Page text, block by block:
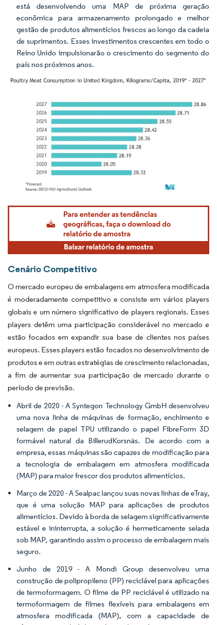
está desenvolvendo uma MAP de próxima geração
econômica para armazenamento prolongado e melhor
gestão de produtos alimentícios frescos ao longo da cadeia
de suprimentos. Esses investimentos crescentes em todo o
Reino Unido impulsionarão o crescimento do segmento do
país nos próximos anos.
Imagem © Mordor Intelligence. O reuso requer atribuição conforme CC BY 4.0.
Cenário Competitivo
O mercado europeu de embalagens em atmosfera modificada
é moderadamente competitivo e consiste em vários players
globais e um número significativo de players regionais. Esses
players detêm uma participação considerável no mercado e
estão focados em expandir sua base de clientes nos países
europeus. Esses players estão focados no desenvolvimento de
produtos e em outras estratégias de crescimento relacionadas,
a fim de aumentar sua participação de mercado durante o
período de previsão.
Abril de 2020 - A Syntegon Technology GmbH desenvolveu
uma nova linha de máquinas de formação, enchimento e
selagem de papel TPU utilizando o papel FibreForm 3D
formável natural da BillerudKorsnäs. De acordo com a
empresa, essas máquinas são capazes de modificação para
a tecnologia de embalagem em atmosfera modificada
(MAP) para maior frescor dos produtos alimentícios.
Março de 2020 - A Sealpac lançou suas novas linhas de eTray,
que é uma solução MAP para aplicações de produtos
alimentícios. Devido à borda de selagem significativamente
estável e ininterrupta, a solução é hermeticamente selada
sob MAP, garantindo assim o processo de embalagem mais
seguro.
Junho de 2019 - A Mondi Group desenvolveu uma
construção de polipropileno (PP) reciclável para aplicações
de termoformagem. O filme de PP reciclável é utilizado na
termoformagem de filmes flexíveis para embalagens em
atmosfera modificada (MAP), com a capacidade de